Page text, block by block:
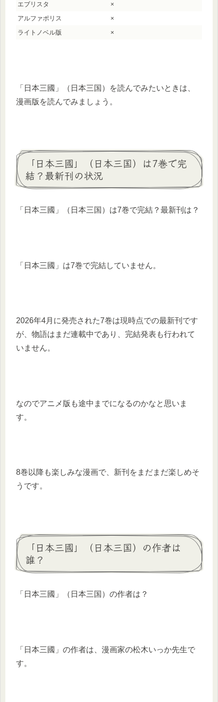
エブリスタ
×
アルファポリス
×
ライトノベル版
×
「日本三國」（日本三国）を読んでみたいときは、
漫画版を読んでみましょう。
「日本三國」（日本三国）は7巻で完
結？最新刊の状況
「日本三國」（日本三国）は7巻で完結？最新刊は？
「日本三國」は7巻で完結していません。
2026年4月に発売された7巻は現時点での最新刊です
が、物語はまだ連載中であり、完結発表も行われて
いません。
なのでアニメ版も途中までになるのかなと思いま
す。
8巻以降も楽しみな漫画で、新刊をまだまだ楽しめそ
うです。
「日本三國」（日本三国）の作者は
誰？
「日本三國」（日本三国）の作者は？
「日本三國」の作者は、漫画家の松木いっか先生で
す。